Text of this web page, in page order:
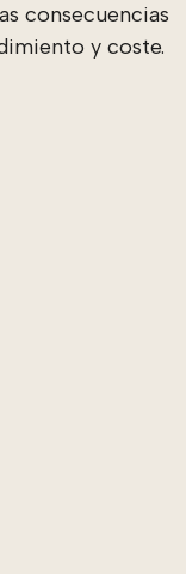
consecuencias
y coste.